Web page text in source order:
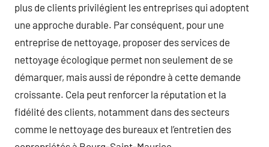
plus de clients privilégient les entreprises qui adoptent
une approche durable. Par conséquent, pour une
entreprise de nettoyage, proposer des services de
nettoyage écologique permet non seulement de se
démarquer, mais aussi de répondre à cette demande
croissante. Cela peut renforcer la réputation et la
fidélité des clients, notamment dans des secteurs
comme le nettoyage des bureaux et l’entretien des